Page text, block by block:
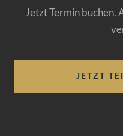
Jetzt Termin buchen.
JETZT